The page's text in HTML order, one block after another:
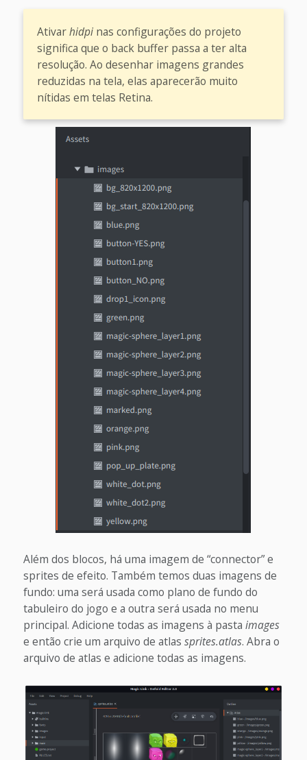
Ativarhidpi nas configurações do projeto
significa que o back buffer passa a ter alta
resolução. Ao desenhar imagens grandes
reduzidas na tela, elas aparecerão muito
nítidas em telas Retina.
Além dos blocos, há uma imagem de “connector” e
sprites de efeito. Também temos duas imagens de
fundo: uma será usada como plano de fundo do
tabuleiro do jogo e a outra será usada no menu
principal. Adicione todas as imagens à pasta images
e então crie um arquivo de atlas sprites.atlas. Abra o
arquivo de atlas e adicione todas as imagens.